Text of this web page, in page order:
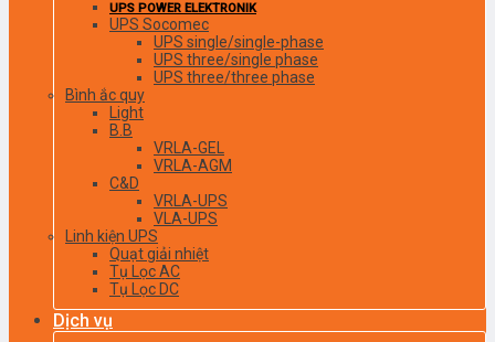
UPS POWER ELEKTRONIK
UPS Socomec
UPS single/single-phase
UPS three/single phase
UPS three/three phase
Bình ắc quy
Light
B.B
VRLA-GEL
VRLA-AGM
C&D
VRLA-UPS
VLA-UPS
Linh kiện UPS
Quạt giải nhiệt
Tụ Lọc AC
Tụ Lọc DC
Dịch vụ